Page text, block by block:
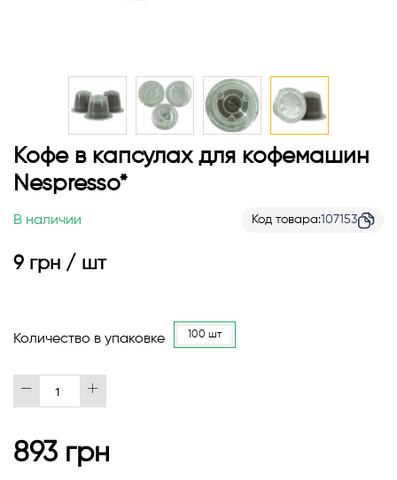
Перейти
к
началу
изображений
Кофе в капсулах для кофемашин
Nespresso*
В наличии Код товара 107153
9 грн / шт
Количество в упаковке 100 шт
893 грн